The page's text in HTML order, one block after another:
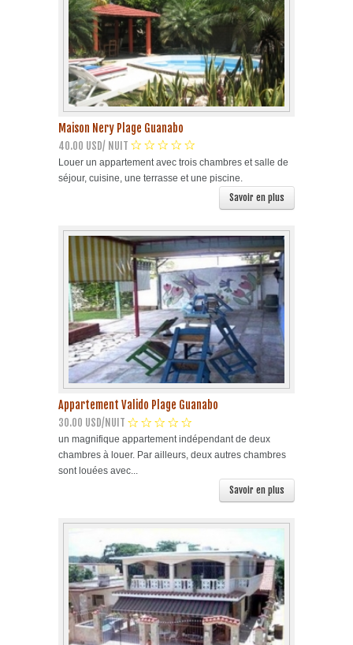
Maison Nery Plage Guanabo
40.00 USD/ NUIT
Louer un appartement avec trois chambres et salle de
séjour, cuisine, une terrasse et une piscine.
Savoir en plus
Appartement Valido Plage Guanabo
30.00 USD/NUIT
un magnifique appartement indépendant de deux
chambres à louer. Par ailleurs, deux autres chambres
sont louées avec...
Savoir en plus